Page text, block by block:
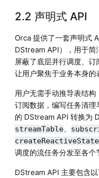
2.2 声明式 API
Orca 提供了一套声明式
DStream API），用于简
屏蔽了底层并行调度、订
让用户聚焦于业务本身的
用户无需手动推导表结
订阅数据，编写任务清
的 DStream API 转换为
streamTable、
调度的流任务分发至各个
DStream API 主要包含以